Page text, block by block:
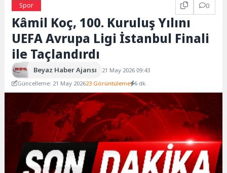
Spor
0
Kâmil Koç, 100. Kuruluş Yılını
UEFA Avrupa Ligi İstanbul Finali
ile Taçlandırdı
Beyaz Haber Ajansı
21 May 2026 09:43
Güncelleme: 21 May 202623 Görüntüleme 6 dk.